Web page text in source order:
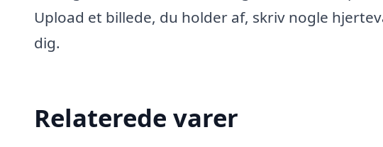
Upload et billede, du holder af, skriv nogle
dig.
Relaterede varer